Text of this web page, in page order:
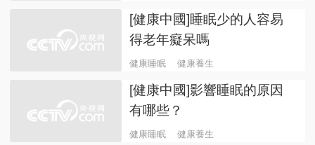
[健康中國]睡眠少的人容易
得老年癡呆嗎
健康睡眠 健康養生
[健康中國]影響睡眠的原因
有哪些？
健康睡眠 健康養生